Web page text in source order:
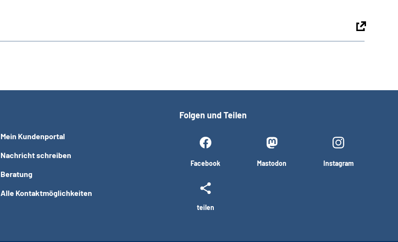
Mein Kundenportal
Nachricht schreiben
Beratung
Alle Kontaktmöglichkeiten
Folgen und Teilen
Facebook Mastodon Instagram
teilen